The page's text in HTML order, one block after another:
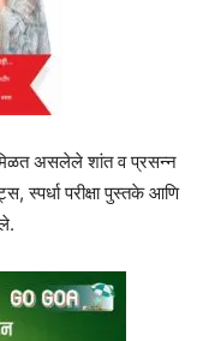
मिळत असलेले शांत व प्रसन्न
स्पर्धा परीक्षा पुस्तके आणि